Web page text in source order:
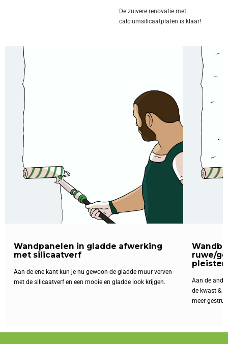
De zuivere renovatie met
calciumsilicaatplaten is klaar!
Wandpanelen in gladde afwerking
met silicaatverf
Aan de ene kant kun je nu gewoon de gladde muur verven
met de silicaatverf en een mooie en gladde look krijgen.
ruwe/
pleister
Aan de
de kwast &
meer